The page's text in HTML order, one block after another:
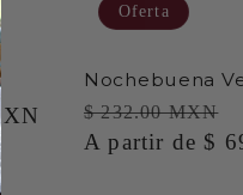
Oferta
Nochebuena
Precio
habitual
$ 232.00 MXN
A partir de $